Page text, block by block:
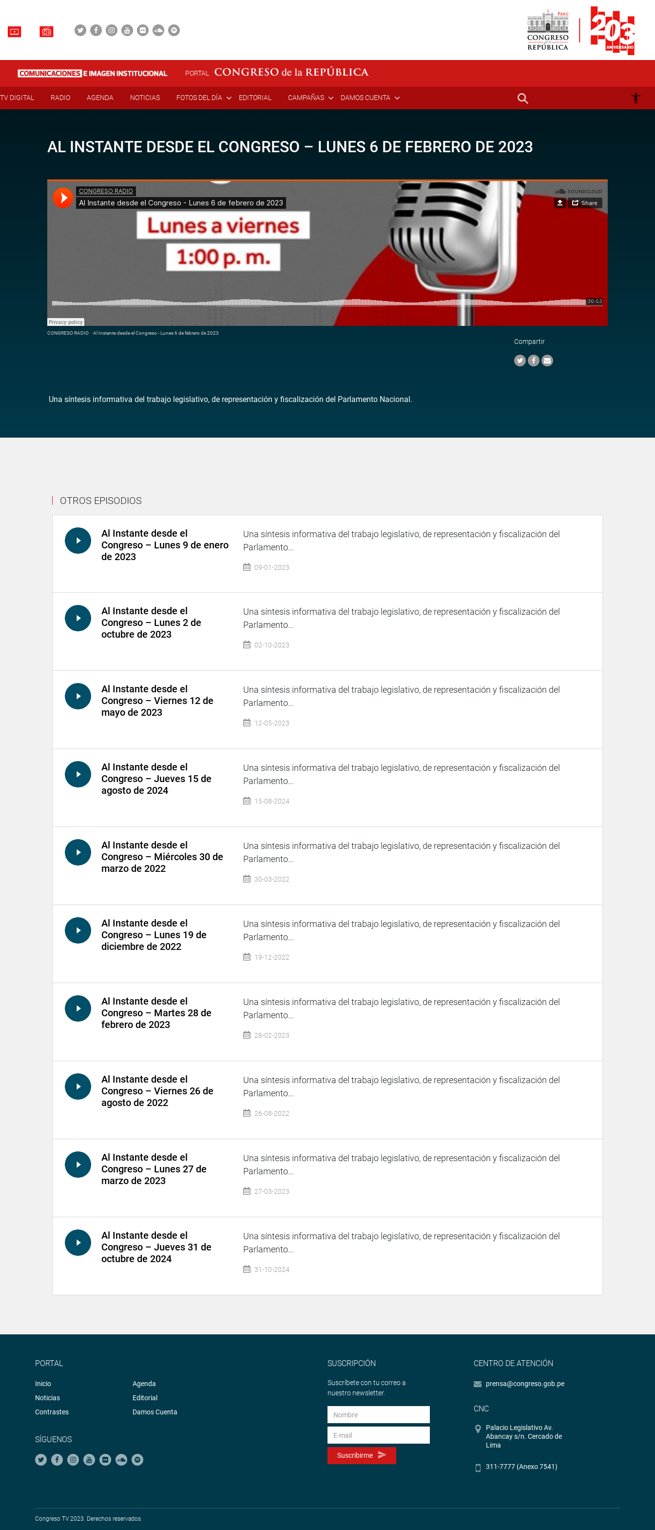
PORTAL
TV DIGITAL RADIO AGENDA NOTICIAS FOTOS DEL DÍA EDITORIAL CAMPAÑAS DAMOS CUENTA
AL INSTANTE DESDE EL CONGRESO – LUNES 6 DE FEBRERO DE 2023
CONGRESO RADIO · Al Instante desde el Congreso - Lunes 6 de febrero de 2023
Compartir
Una síntesis informativa del trabajo legislativo, de representación y fiscalización del Parlamento Nacional.
OTROS EPISODIOS
Al Instante desde el
Congreso – Lunes 9 de enero
de 2023
Una síntesis informativa del trabajo legislativo, de representación y fiscalización del
Parlamento...
09-01-2023
Al Instante desde el
Congreso – Lunes 2 de
octubre de 2023
Una síntesis informativa del trabajo legislativo, de representación y fiscalización del
Parlamento...
02-10-2023
Al Instante desde el
Congreso – Viernes 12 de
mayo de 2023
Una síntesis informativa del trabajo legislativo, de representación y fiscalización del
Parlamento...
12-05-2023
Al Instante desde el
Congreso – Jueves 15 de
agosto de 2024
Una síntesis informativa del trabajo legislativo, de representación y fiscalización del
Parlamento...
15-08-2024
Al Instante desde el
Congreso – Miércoles 30 de
marzo de 2022
Una síntesis informativa del trabajo legislativo, de representación y fiscalización del
Parlamento...
30-03-2022
Al Instante desde el
Congreso – Lunes 19 de
diciembre de 2022
Una síntesis informativa del trabajo legislativo, de representación y fiscalización del
Parlamento...
19-12-2022
Al Instante desde el
Congreso – Martes 28 de
febrero de 2023
Una síntesis informativa del trabajo legislativo, de representación y fiscalización del
Parlamento...
28-02-2023
Al Instante desde el
Congreso – Viernes 26 de
agosto de 2022
Una síntesis informativa del trabajo legislativo, de representación y fiscalización del
Parlamento...
26-08-2022
Al Instante desde el
Congreso – Lunes 27 de
marzo de 2023
Una síntesis informativa del trabajo legislativo, de representación y fiscalización del
Parlamento...
27-03-2023
Al Instante desde el
Congreso – Jueves 31 de
octubre de 2024
Una síntesis informativa del trabajo legislativo, de representación y fiscalización del
Parlamento...
31-10-2024
PORTAL
Inicio
Noticias
Contrastes
Agenda
Editorial
Damos Cuenta
SÍGUENOS
SUSCRIPCIÓN
Suscríbete con tu correo a
nuestro newsletter.
Suscribirme
CENTRO DE ATENCIÓN
prensa@congreso.gob.pe
CNC
Palacio Legislativo Av.
Abancay s/n. Cercado de
Lima
311-7777 (Anexo 7541)
Congreso TV 2023. Derechos reservados.